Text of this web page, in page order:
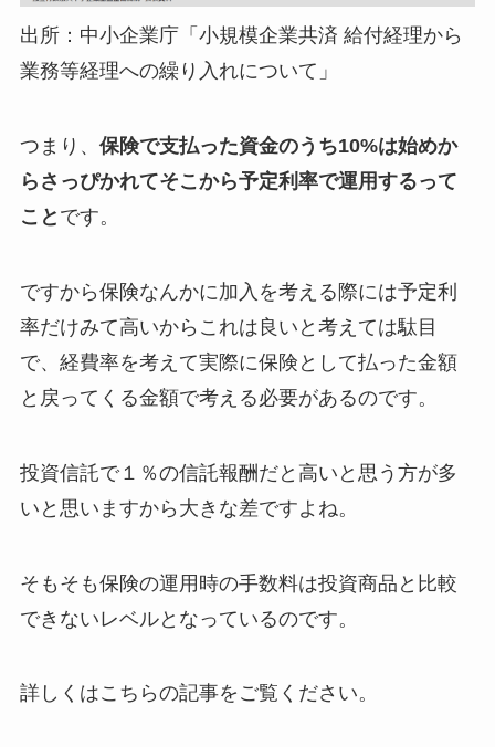
出所：中小企業庁「小規模企業共済 給付経理から
業務等経理への繰り入れについて」
つまり、 保険で支払った資金のうち10%は始めか
らさっぴかれてそこから予定利率で運用するって
こと です。
ですから保険なんかに加入を考える際には予定利
率だけみて高いからこれは良いと考えては駄目
で、経費率を考えて実際に保険として払った金額
と戻ってくる金額で考える必要があるのです。
投資信託で１％の信託報酬だと高いと思う方が多
いと思いますから大きな差ですよね。
そもそも保険の運用時の手数料は投資商品と比較
できないレベルとなっているのです。
詳しくはこちらの記事をご覧ください。